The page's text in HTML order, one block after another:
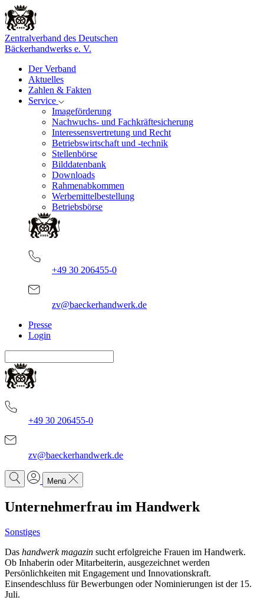
Zentralverband des Deutschen
Bäckerhandwerks e. V.
Der Verband
Aktuelles
Zahlen & Fakten
Service
Imageförderung
Nachwuchs- und Fachkräftesicherung
Interessensvertretung und Recht
Betriebswirtschaft und -technik
Stellenbörse
Bilddatenbank
Downloads
Rahmenabkommen
Werbemittelbestellung
Betriebsbörse
+49 30 206455-0
zv@baeckerhandwerk.de
Presse
Login
+49 30 206455-0
zv@baeckerhandwerk.de
Menü
Unternehmerfrau im Handwerk
Sonstiges
Das handwerk magazin sucht erfolgreiche Frauen im Handwerk.
Ob Inhaberin oder Mitarbeiterin, ausgezeichnet werden
Persönlichkeiten mit Engagement und Innovationskraft.
Einsendeschluss für Bewerbungen oder Nominierungen ist der 15.
Juli.